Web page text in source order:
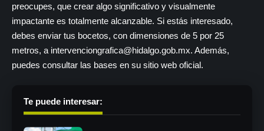
preocupes, que crear algo significativo y visualmente
impactante es totalmente alcanzable. Si estás interesado,
debes enviar tus bocetos, con dimensiones de 5 por 25
metros, a intervenciongrafica@hidalgo.gob.mx. Además,
puedes consultar las bases en su sitio web oficial.
Te puede interesar: